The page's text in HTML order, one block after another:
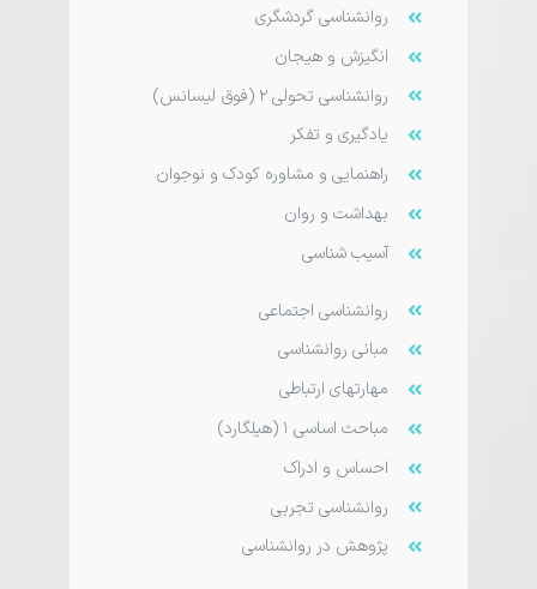
روانشناسی گردشگری
انگیزش و هیجان
روانشناسی تحولی ۲ (فوق لیسانس)
یادگیری و تفکر
راهنمایی و مشاوره کودک و نوجوان
بهداشت و روان
آسیب شناسی
روانشناسی اجتماعی
مبانی روانشناسی
مهارتهای ارتباطی
مباحث اساسی ۱ (هیلگارد)
احساس و ادراک
روانشناسی تجربی
پژوهش در روانشناسی